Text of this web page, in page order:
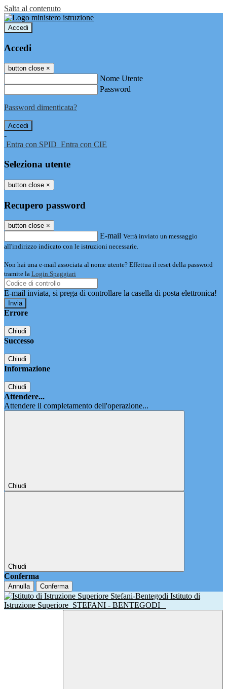
Salta al contenuto
Accedi
Accedi
button close ×
Nome Utente
Password
Password dimenticata?
-
Entra con SPID Entra con CIE
Seleziona utente
button close ×
Recupero password
button close ×
E-mail Verrà inviato un messaggio
all'indirizzo indicato con le istruzioni necessarie.
Non hai una e-mail associata al nome utente? Effettua il reset della password
tramite la Login Spaggiari
E-mail inviata, si prega di controllare la casella di posta elettronica!
Errore
Chiudi
Successo
Chiudi
Informazione
Chiudi
Attendere...
Attendere il completamento dell'operazione...
Chiudi
Chiudi
Conferma
Annulla Conferma
Istituto di
Istruzione Superiore STEFANI - BENTEGODI